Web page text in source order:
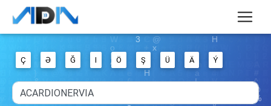
Ç Ə Ğ I Ö Ş Ü Ä Ý